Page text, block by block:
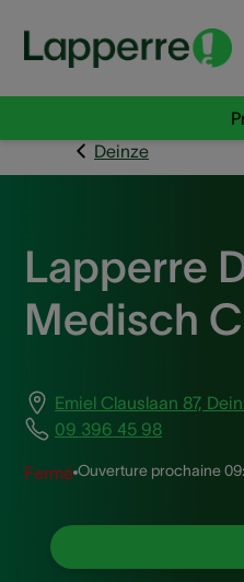
Deinze
Lapperre
Medisch
Emiel Clauslaan 87,
09 396 45 98
Fermé Ouverture prochaine